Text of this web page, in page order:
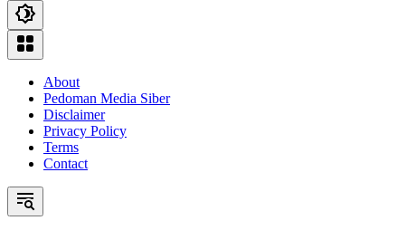
About
Pedoman Media Siber
Disclaimer
Privacy Policy
Terms
Contact